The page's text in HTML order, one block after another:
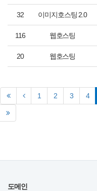
32 이미지호스팅 2.0
116 웹호스팅
20 웹호스팅
1 2 3 4
도메인